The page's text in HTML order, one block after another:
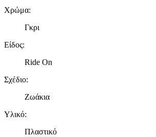
Χρώμα:
Γκρι
Είδος:
Ride On
Σχέδιο:
Ζωάκια
Υλικό:
Πλαστικό